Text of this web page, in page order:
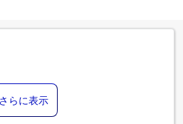
さらに表示